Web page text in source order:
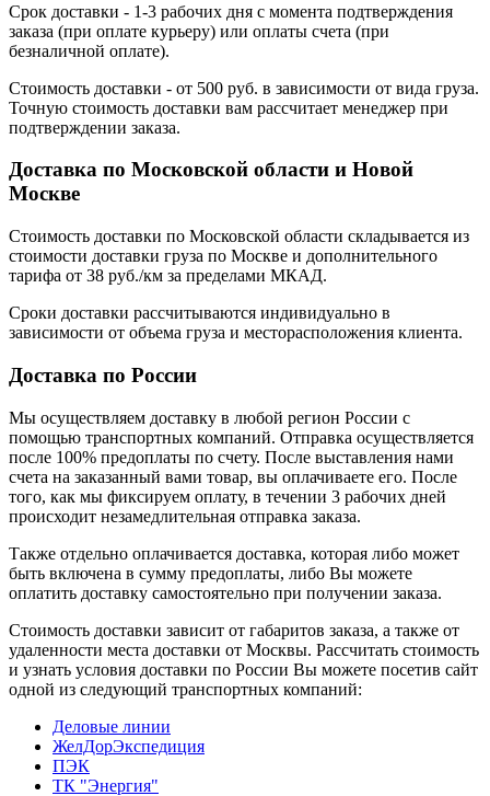
Срок доставки - 1-3 рабочих дня с момента подтверждения
заказа (при оплате курьеру) или оплаты счета (при
безналичной оплате).
Стоимость доставки - от 500 руб. в зависимости от вида груза.
Точную стоимость доставки вам рассчитает менеджер при
подтверждении заказа.
Доставка по Московской области и Новой
Москве
Стоимость доставки по Московской области складывается из
стоимости доставки груза по Москве и дополнительного
тарифа от 38 руб./км за пределами МКАД.
Сроки доставки рассчитываются индивидуально в
зависимости от объема груза и месторасположения клиента.
Доставка по России
Мы осуществляем доставку в любой регион России с
помощью транспортных компаний. Отправка осуществляется
после 100% предоплаты по счету. После выставления нами
счета на заказанный вами товар, вы оплачиваете его. После
того, как мы фиксируем оплату, в течении 3 рабочих дней
происходит незамедлительная отправка заказа.
Также отдельно оплачивается доставка, которая либо может
быть включена в сумму предоплаты, либо Вы можете
оплатить доставку самостоятельно при получении заказа.
Стоимость доставки зависит от габаритов заказа, а также от
удаленности места доставки от Москвы. Рассчитать стоимость
и узнать условия доставки по России Вы можете посетив сайт
одной из следующий транспортных компаний:
Деловые линии
ЖелДорЭкспедиция
ПЭК
ТК "Энергия"